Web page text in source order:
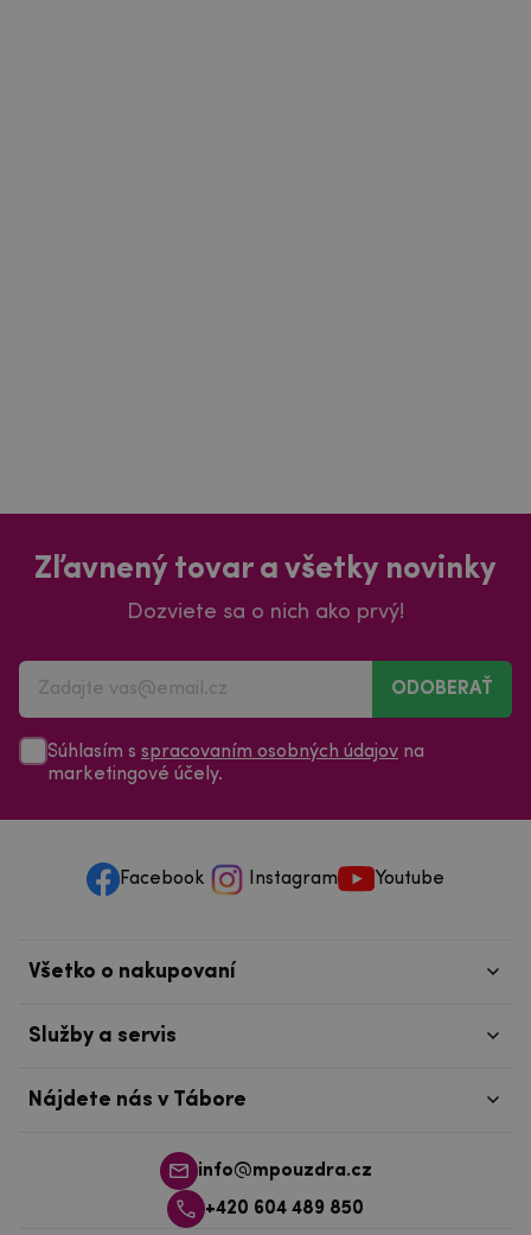
Zľavnený tovar a všetky novinky
Dozviete sa o nich ako prvý!
ODOBERAŤ
Súhlasím s spracovaním osobných údajov na
marketingové účely.
Facebook Instagram Youtube
info@mpouzdra.cz
+420 604 489 850
Všetko o nakupovaní
Služby a servis
Nájdete nás v Tábore